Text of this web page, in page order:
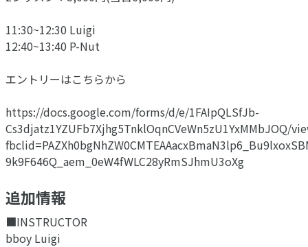
11:30~12:30 Luigi
12:40~13:40 P-Nut
エントリーはこちらから
https://docs.google.com/forms/d/e/1FAIpQLSfJb-
Cs3djatz1YZUFb7Xjhg5TnklOqnCVeWn5zU1YxMMbJOQ/
9k9F646Q_aem_0eW4fWLC28yRmSJhmU3oXg
追加情報
■INSTRUCTOR
bboy Luigi